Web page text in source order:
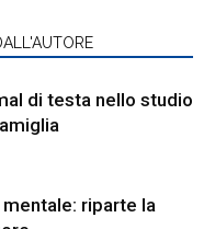
di testa nello studio
riparte la